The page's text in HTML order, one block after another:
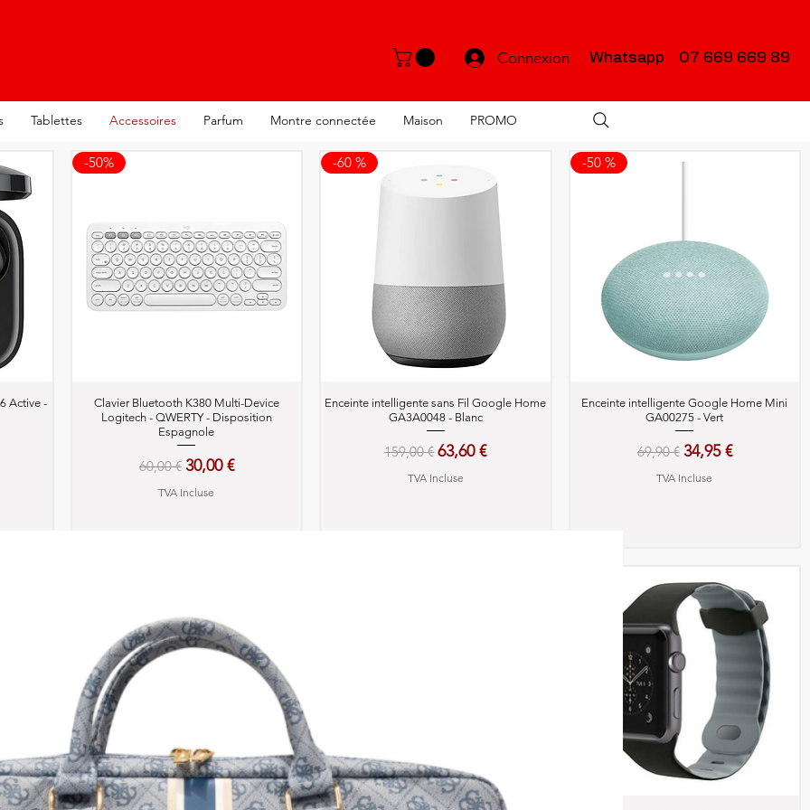
Connexion Whatsapp 07 669 669 89
Tablettes Accessoires Parfum Montre connectée Maison PROMO
Active -
Aperçu rapide
-50%
Clavier Bluetooth K380 Multi-Device
Logitech - QWERTY - Disposition
Espagnole
Prix original
60,00 € Prix promotionnel
30,00 €
TVA Incluse
Aperçu rapide
-60 %
Enceinte intelligente sans Fil Google Home
GA3A0048 - Blanc
Prix original
159,00 €Prix promotionnel
63,60 €
TVA Incluse
Aperçu rapide
-50 %
Enceinte intelligente Google Home Mini
GA00275 - Vert
Prix original
69,90 € Prix
34,95 €
TVA Incluse